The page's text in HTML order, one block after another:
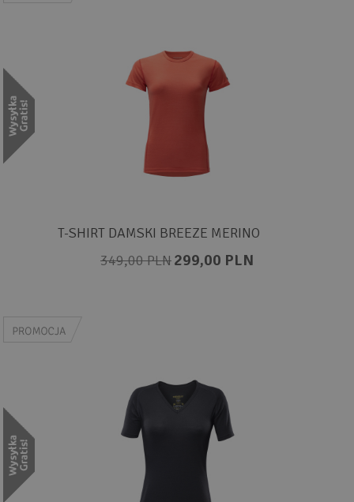
T-SHIRT DAMSKI BREEZE MERINO
349,00 PLN299,00 PLN